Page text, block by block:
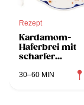
Rezept
Kardamom-
Haferbrei mit
scharfer
30–60 MIN